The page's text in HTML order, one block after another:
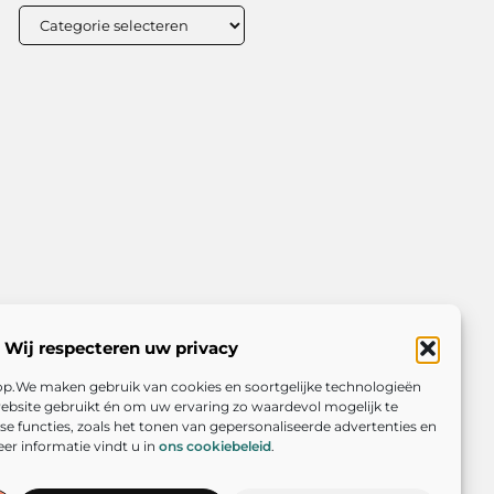
Wij respecteren uw privacy
maken gebruik van cookies en soortgelijke technologieën
gebruikt én om uw ervaring zo waardevol mogelijk te
functies, zoals het tonen van gepersonaliseerde advertenties en
informatie vindt u in ons cookiebeleid.